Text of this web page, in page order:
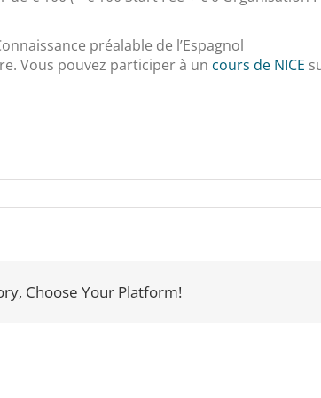
préalable de l’Espagnol
Vous pouvez participer à un cours de NICE
Choose Your Platform!